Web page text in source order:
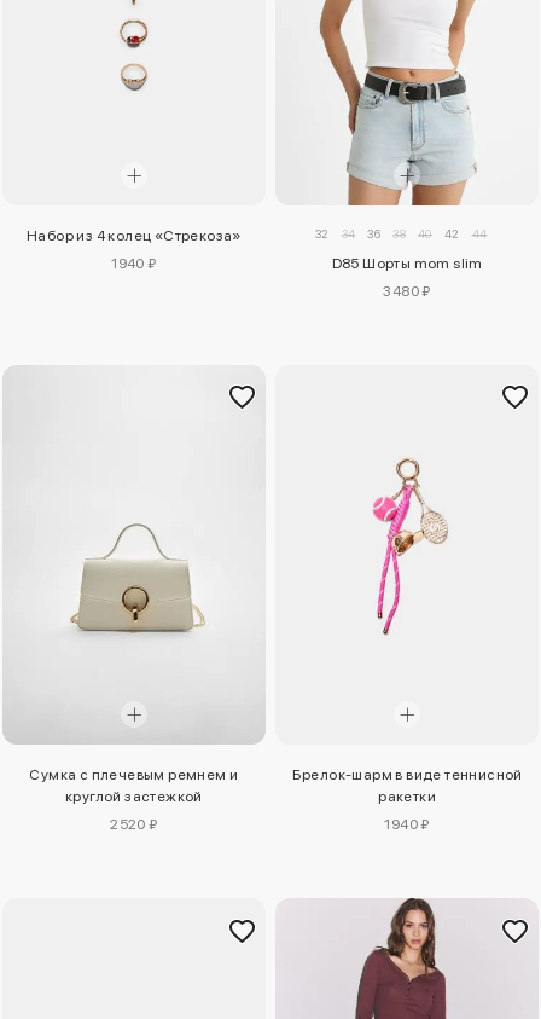
Набор из 4 колец «Стрекоза»
1940 ₽
32 34 36 38 40 42 44
D85 Шорты mom slim
3480 ₽
Сумка с плечевым ремнем и
круглой застежкой
2520 ₽
Брелок-шарм в виде теннисной
ракетки
1940 ₽